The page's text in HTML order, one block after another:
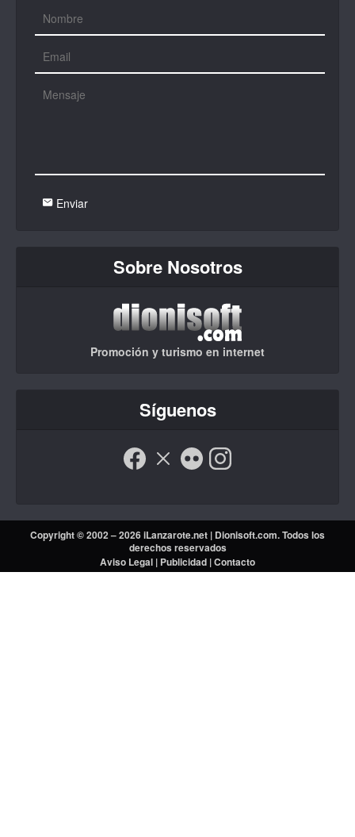
Enviar
Sobre Nosotros
Promoción y turismo en internet
Síguenos
Copyright © 2002 – 2026 iLanzarote.net | Dionisoft.com. Todos los
derechos reservados
Aviso Legal | Publicidad |Contacto